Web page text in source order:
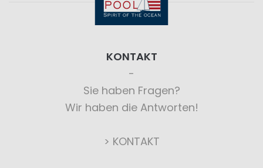
KONTAKT
Sie haben Fragen?
Wir haben die Antworten!
> KONTAKT